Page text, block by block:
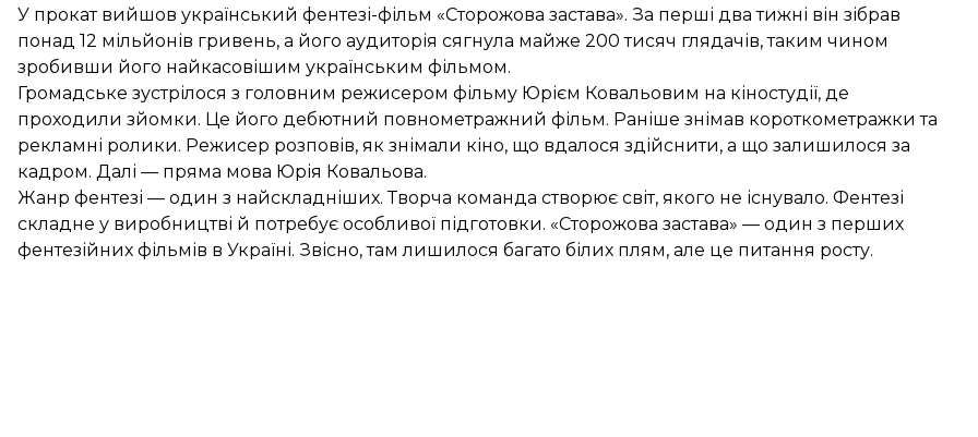
У прокат вийшов український фентезі-фільм «Сторожова застава». За перші два тижні він зібрав
понад 12 мільйонів гривень, а його аудиторія сягнула майже 200 тисяч глядачів, таким чином
зробивши його найкасовішим українським фільмом.
Громадське зустрілося з головним режисером фільму Юрієм Ковальовим на кіностудії, де
проходили зйомки. Це його дебютний повнометражний фільм. Раніше знімав короткометражки та
рекламні ролики. Режисер розповів, як знімали кіно, що вдалося здійснити, а що залишилося за
кадром. Далі — пряма мова Юрія Ковальова.
Жанр фентезі — один з найскладніших. Творча команда створює світ, якого не існувало. Фентезі
складне у виробництві й потребує особливої підготовки. «Сторожова застава» — один з перших
фентезійних фільмів в Україні. Звісно, там лишилося багато білих плям, але це питання росту.